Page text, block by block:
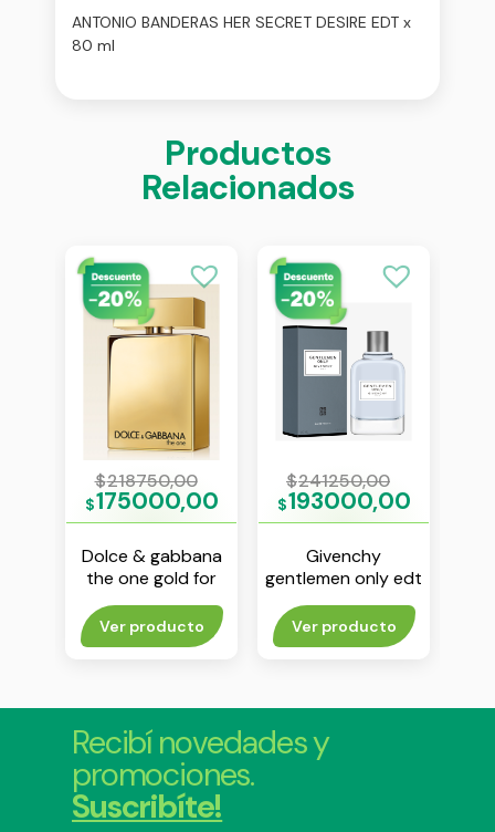
ANTONIO BANDERAS HER SECRET DESIRE EDT x
80 ml
Productos
Relacionados
$218750,00
$175000,00
Dolce & gabbana
the one gold for
men dolce &
gabbana edp 100
ml
Ver producto
$241250,00
$193000,00
Givenchy
gentlemen only edt
100 ml
Ver producto
Recibí novedades y
promociones.
Suscribíte!